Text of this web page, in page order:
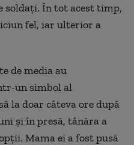
soldați. În tot acest timp,
fel, iar ulterior a
de media au
un simbol al
la doar câteva ore după
și în presă, tânăra a
Mama ei a fost pusă